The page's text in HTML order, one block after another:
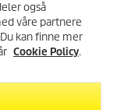
VÅRT
på ditt neste kjøp i
også
våre partnere
kan finne mer
Cookie Policy.